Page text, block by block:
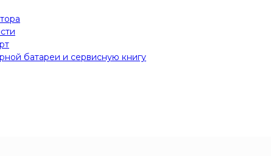
батареи и сервисную книгу